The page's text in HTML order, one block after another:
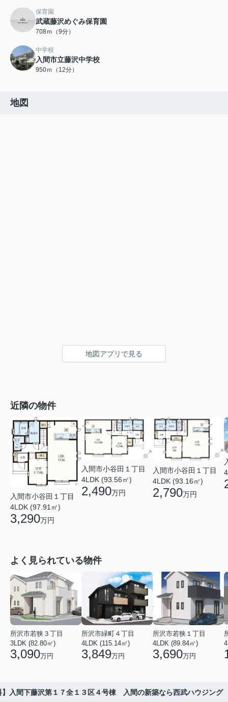
保育園
武蔵藤沢めぐみ保育園
708ｍ（9分）
中学校
入間市立藤沢中学校
950ｍ（12分）
地図
地図アプリで見る
近隣の物件
入間市小谷田１丁目
4LDK (97.91㎡)
3,290万円
入間市小谷田１丁目
4LDK (93.56㎡)
2,490万円
入間市小谷田１丁目
4LDK (93.16㎡)
2,790万円
よく見られている物件
所沢市若狭３丁目
3LDK (82.80㎡)
3,090万円
所沢市緑町４丁目
4LDK (115.14㎡)
3,849万円
所沢市若狭１丁目
4LDK (89.84㎡)
3,690万円
】入間下藤沢第１７全１３区４号棟 入間の新築なら西武ハウジング